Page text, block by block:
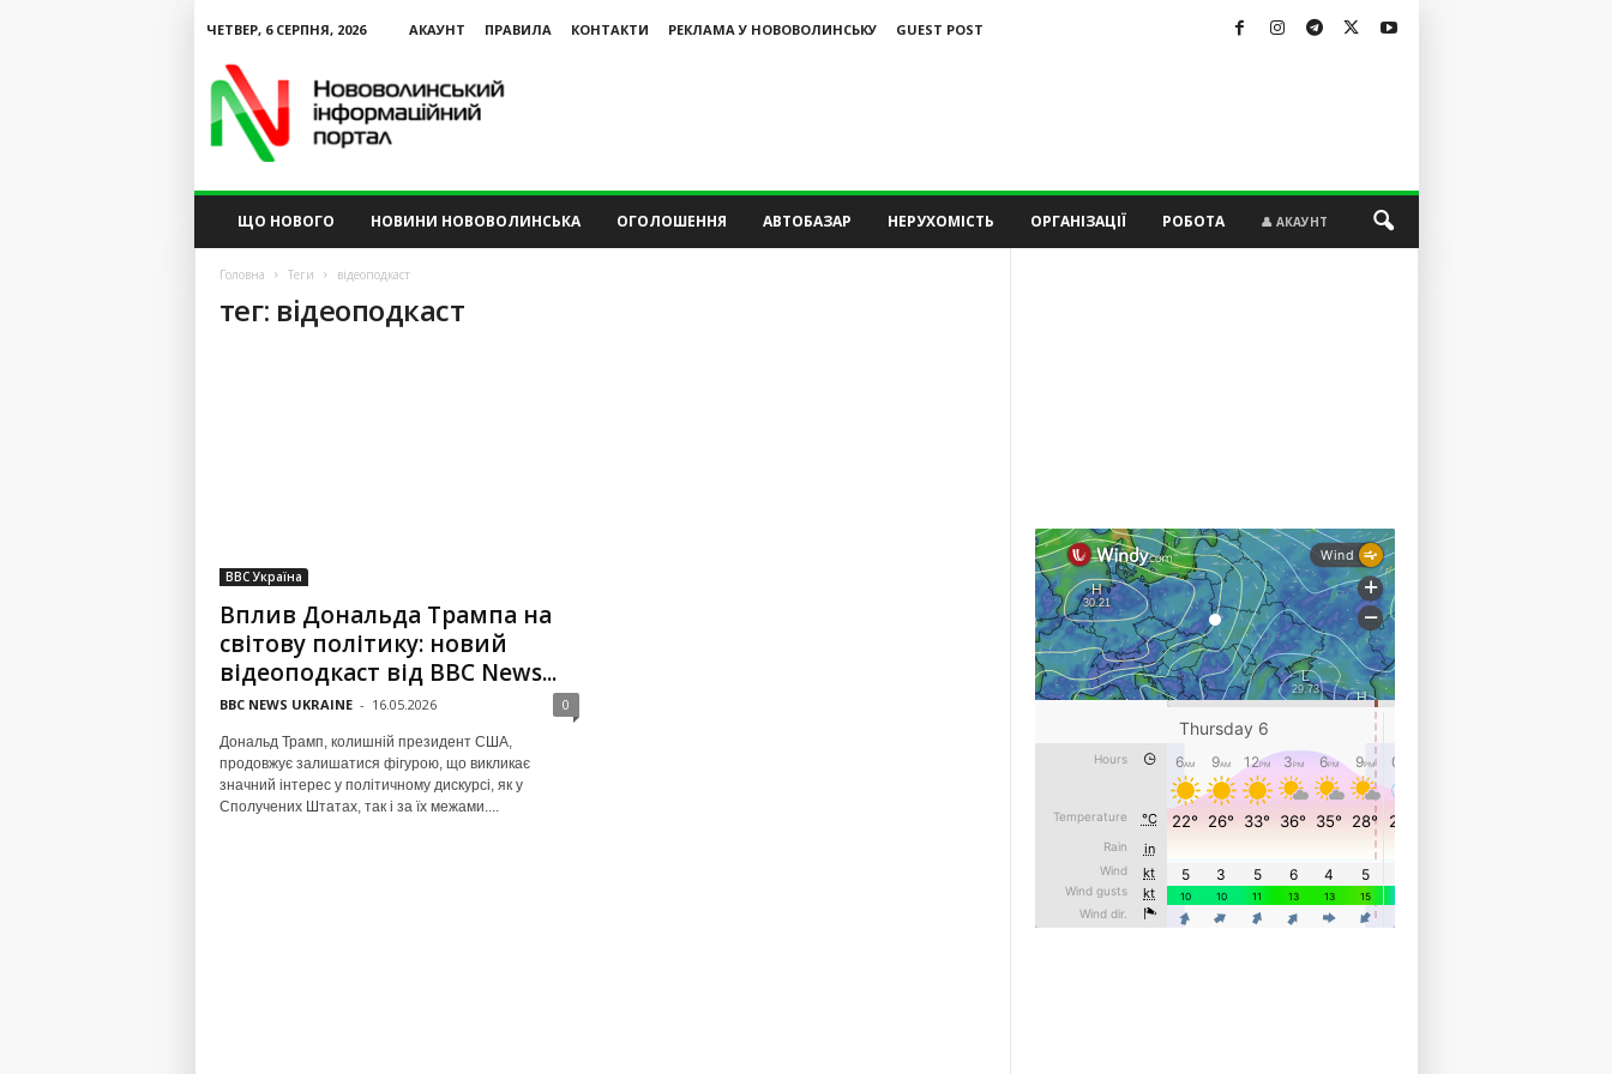
ЧЕТВЕР, 6 СЕРПНЯ, 2026 АКАУНТ ПРАВИЛА КОНТАКТИ РЕКЛАМА У НОВОВОЛИНСЬКУ
GUEST POST
ЩО НОВОГО НОВИНИ НОВОВОЛИНСЬКА ОГОЛОШЕННЯ АВТОБАЗАР НЕРУХОМІСТЬ ОРГАНІЗАЦІЇ РОБОТА 👤 АКАУНТ
Головна Теги відеоподкаст
тег: відеоподкаст
BBC Україна
Вплив Дональда Трампа на
світову політику: новий
відеоподкаст від ВВС News...
BBC NEWS UKRAINE - 16.05.2026 0
Дональд Трамп, колишній президент США,
продовжує залишатися фігурою, що викликає
значний інтерес у політичному дискурсі, як у
Сполучених Штатах, так і за їх межами....